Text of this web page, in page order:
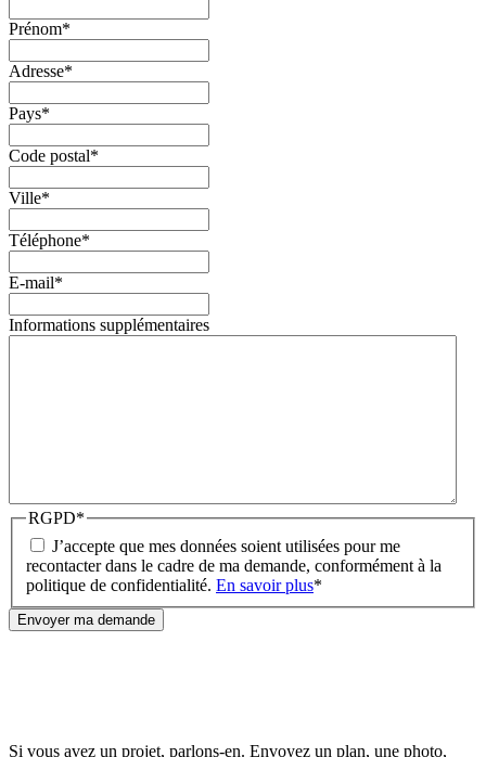
Prénom*
Adresse*
Pays*
Code postal*
Ville*
Téléphone*
E-mail*
Informations supplémentaires
RGPD*
J’accepte que mes données soient utilisées pour me
recontacter dans le cadre de ma demande, conformément à la
politique de confidentialité. En savoir plus*
Envoyer ma demande
Si vous avez un projet, parlons-en. Envoyez un plan, une photo,